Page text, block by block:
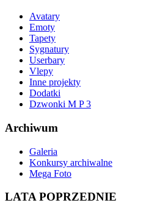
Avatary
Emoty
Tapety
Sygnatury
Userbary
Vlepy
Inne projekty
Dodatki
Dzwonki M P 3
Archiwum
Galeria
Konkursy archiwalne
Mega Foto
LATA POPRZEDNIE